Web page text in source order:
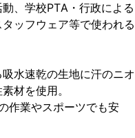
、学校PTA・行政による
ッフウェア等で使われる
水速乾の生地に汗のニオ
材を使用。
作業やスポーツでも安